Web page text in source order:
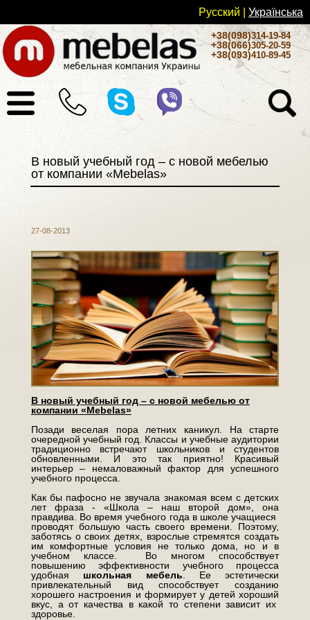
Русский Українськa
+38(098)314-19-84
+38(066)305-20-59
+38(093)410-89-45
В новый учебный год – с новой мебелью
от компании «Mebelas»
27-08-2013
В новый учебный год – с новой мебелью от
компании «Mebelas»
Позади веселая пора летних каникул. На старте
очередной учебный год. Классы и учебные аудитории
традиционно встречают школьников и студентов
обновленными. И это так приятно! Красивый
интерьер – немаловажный фактор для успешного
учебного процесса.
Как бы пафосно не звучала знакомая всем с детских
лет фраза - «Школа – наш второй дом», она
правдива. Во время учебного года в школе учащиеся
проводят большую часть своего времени. Поэтому,
заботясь о своих детях, взрослые стремятся создать
им комфортные условия не только дома, но и в
учебном классе. Во многом способствует
повышению эффективности учебного процесса
удобная школьная мебель . Ее эстетически
привлекательный вид способствует созданию
хорошего настроения и формирует у детей хороший
вкус, а от качества в какой то степени зависит их
здоровье.